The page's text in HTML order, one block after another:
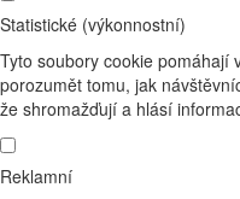
Statistické (výkonnostní)
Tyto soubory cookie pomáhají
porozumět tomu, jak
že shromažďují a hlásí
Reklamní